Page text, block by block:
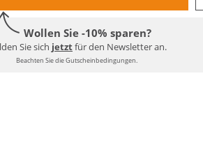
Wollen Sie -10% sparen?
Sie sich jetztfür den Newsletter an.
Beachten Sie die Gutscheinbedingungen.